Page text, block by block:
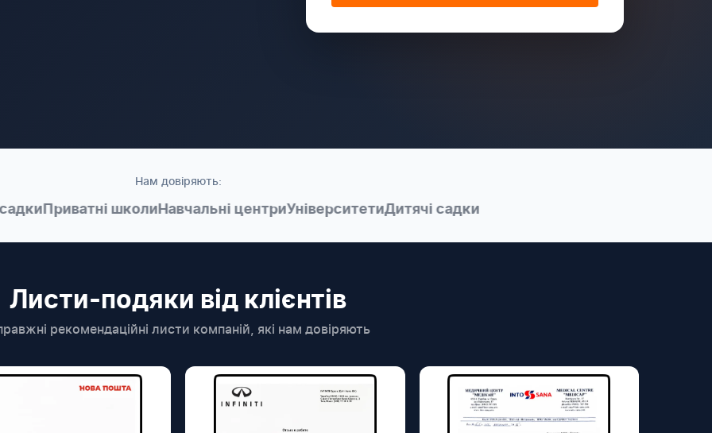
Нам довіряють:
Приватні школиНавчальні центриУніверситетиДитячі садки
Листи-подяки від клієнтів
рекомендаційні листи компаній, які нам довіряють